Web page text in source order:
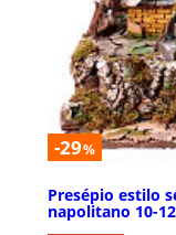
-29%
Presépio estilo
napolitano 10-